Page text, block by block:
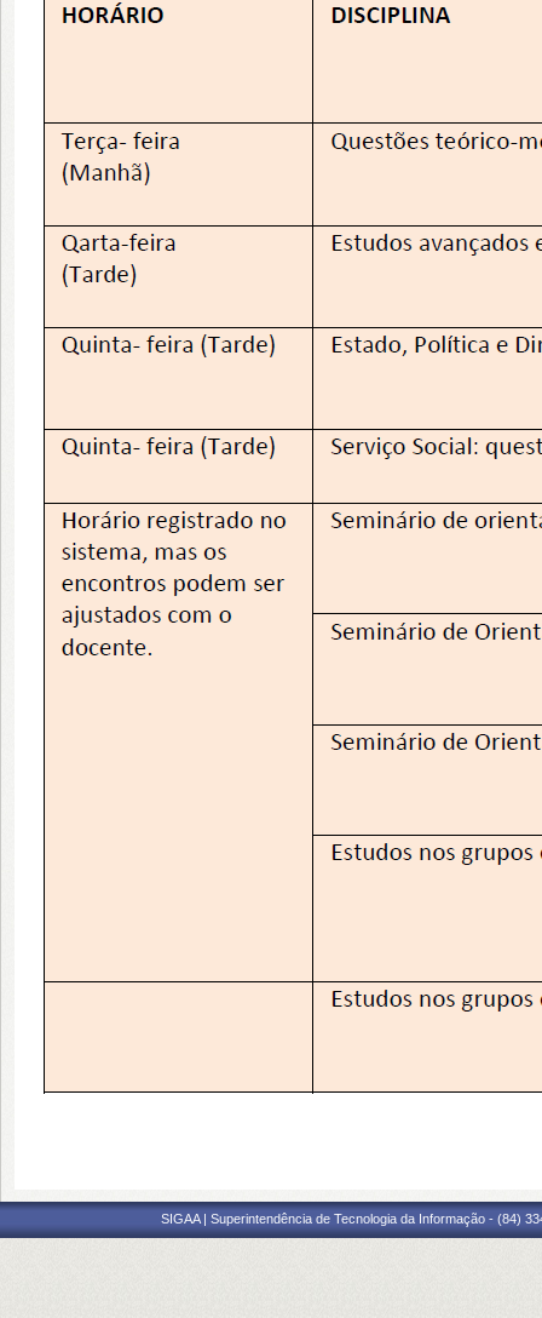
SIGAA | Superintendência de Tecnologia da Informação - (84)